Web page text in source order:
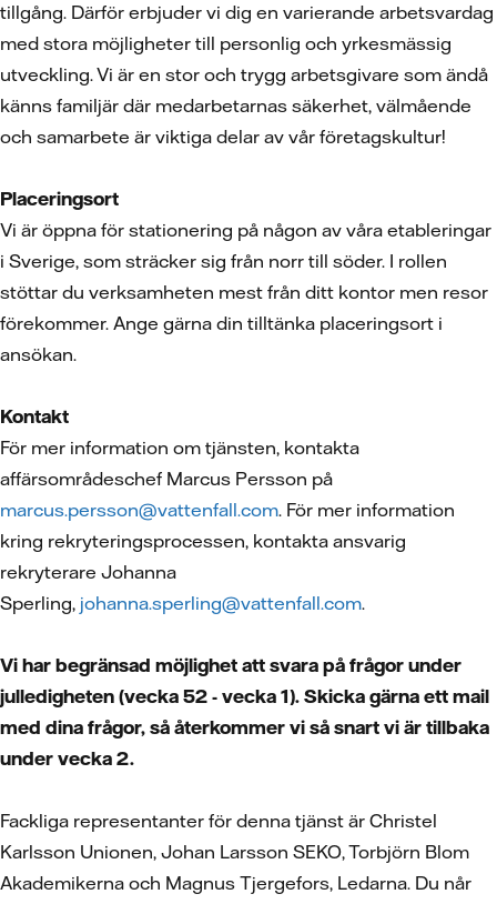
tillgång. Därför erbjuder vi dig en varierande arbetsvardag
med stora möjligheter till personlig och yrkesmässig
utveckling. Vi är en stor och trygg arbetsgivare som ändå
känns familjär där medarbetarnas säkerhet, välmående
och samarbete är viktiga delar av vår företagskultur!
Placeringsort
Vi är öppna för stationering på någon av våra etableringar
i Sverige, som sträcker sig från norr till söder. I rollen
stöttar du verksamheten mest från ditt kontor men resor
förekommer. Ange gärna din tilltänka placeringsort i
ansökan.
Kontakt
För mer information om tjänsten, kontakta
affärsområdeschef Marcus Persson på
marcus.persson@vattenfall.com. För mer information
kring rekryteringsprocessen, kontakta ansvarig
rekryterare Johanna
Sperling, johanna.sperling@vattenfall.com.
Vi har begränsad möjlighet att svara på frågor under
julledigheten (vecka 52 - vecka 1). Skicka gärna ett mail
med dina frågor, så återkommer vi så snart vi är tillbaka
under vecka 2.
Fackliga representanter för denna tjänst är Christel
Karlsson Unionen, Johan Larsson SEKO, Torbjörn Blom
Akademikerna och Magnus Tjergefors, Ledarna. Du når